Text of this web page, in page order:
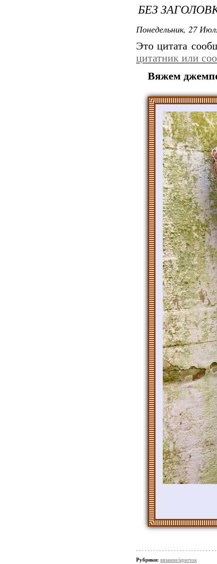
БЕЗ
Понедельник, 27
Это цитата
цитатник или
Вяжем
Рубрики: вязание/крючок